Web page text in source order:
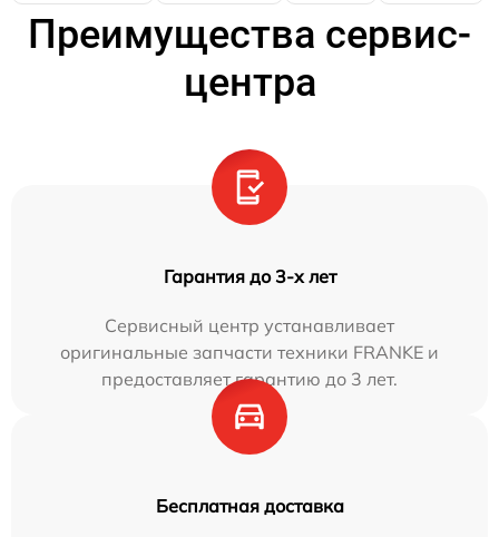
Преимущества сервис-
центра
Гарантия до 3-х лет
Сервисный центр устанавливает
оригинальные запчасти техники FRANKE и
предоставляет гарантию до 3 лет.
Бесплатная доставка